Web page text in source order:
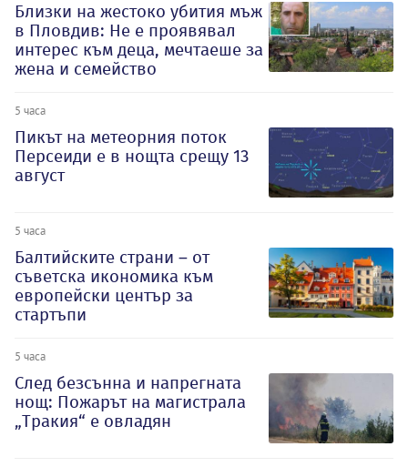
Близки на жестоко убития мъж
в Пловдив: Не е проявявал
интерес към деца, мечтаеше за
жена и семейство
5 часа
Пикът на метеорния поток
Персеиди е в нощта срещу 13
август
5 часа
Балтийските страни – от
съветска икономика към
европейски център за
стартъпи
5 часа
След безсънна и напрегната
нощ: Пожарът на магистрала
„Тракия“ е овладян